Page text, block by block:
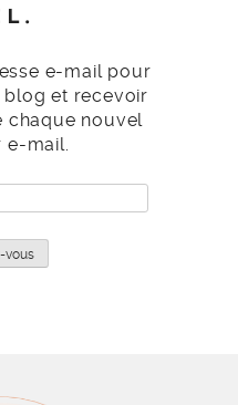
e-mail pour
blog et recevoir
chaque nouvel
e-mail.
vous